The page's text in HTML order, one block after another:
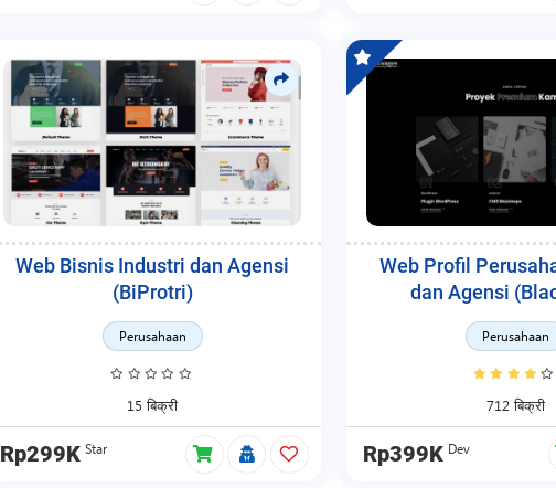
Web Bisnis Industri dan Agensi
(BiProtri)
Perusahaan
15 बिक्री
Rp299K Star
Web Profil
dan Agensi
Perusahaan
712 बिक्री
Rp399K Dev